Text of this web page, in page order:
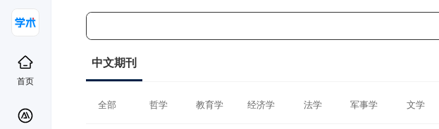
首页
中文期刊
全部 哲学 教育学 经济学 法学 军事学 文学